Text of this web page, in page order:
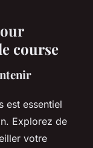
course
est essentiel
Explorez de
votre